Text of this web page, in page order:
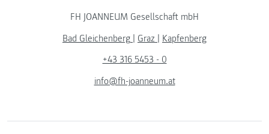
FH JOANNEUM Gesellschaft mbH
Bad Gleichenberg | Graz | Kapfenberg
+43 316 5453 - 0
info@fh-joanneum.at